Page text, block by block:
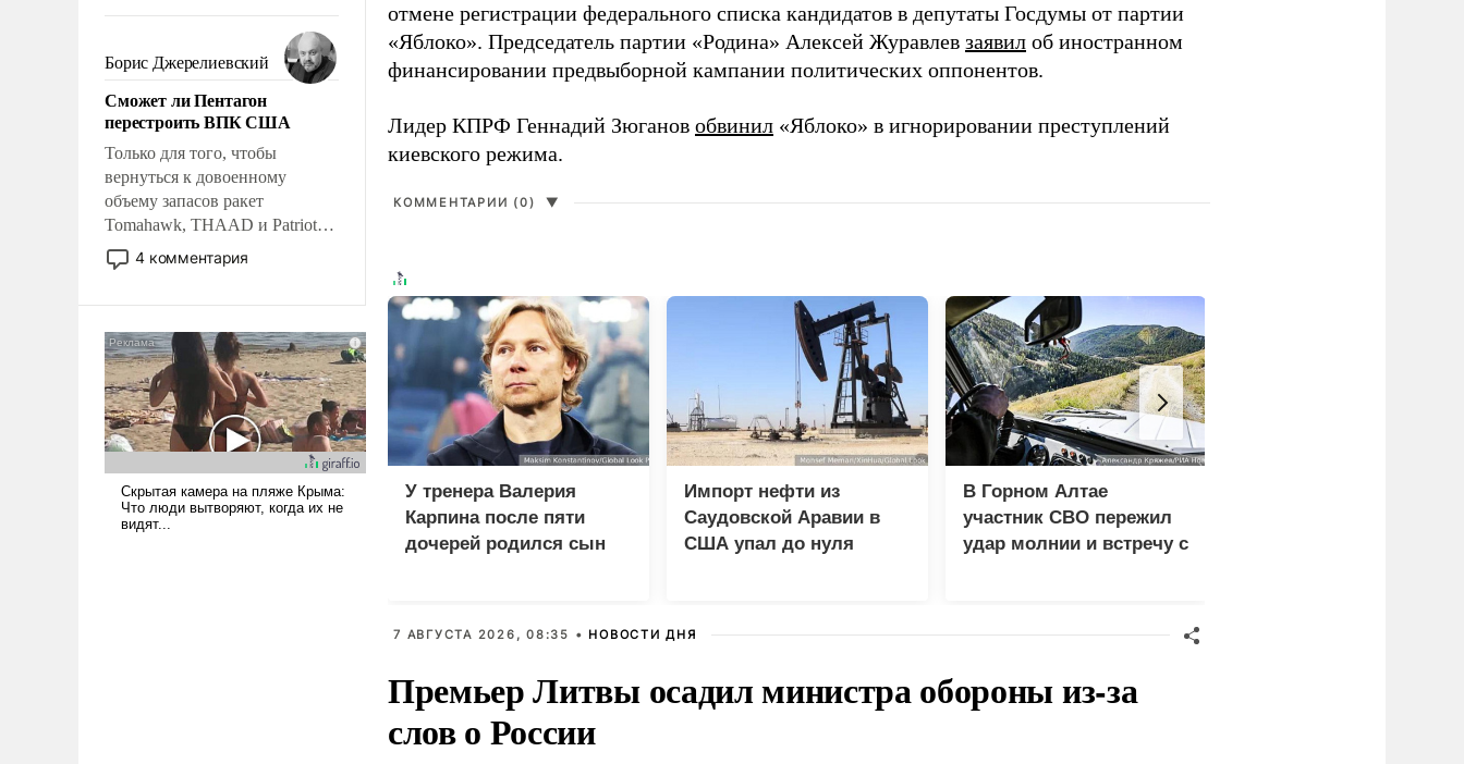
сложна и амбициозна. Однако
и ее реализация радикально
поднимет наши боевые
возможности.
Борис Джерелиевский
Сможет ли Пентагон
перестроить ВПК США
Только для того, чтобы
вернуться к довоенному
объему запасов ракет
Tomahawk, THAAD и Patriot
США потребуется более трех
лет. Даже небольшая война с
Сложившаяся ситуация
означает многолетний период
уязвимости США, например,
перед Китаем.
4 комментария
отмене регистрации федерального списка кандидатов в депутаты Госдумы от партии
«Яблоко». Председатель партии «Родина» Алексей Журавлев заявил об иностранном
финансировании предвыборной кампании политических оппонентов.
Лидер КПРФ Геннадий Зюганов обвинил «Яблоко» в игнорировании преступлений
киевского режима.
КОММЕНТАРИИ (0) ▼
У тренера Валерия
Карпина после пяти
дочерей родился сын
Импорт нефти из
Саудовской Аравии в
США упал до нуля
В Горном Алтае
участник СВО пережил
удар молнии и встречу с
7 АВГУСТА 2026, 08:35 • НОВОСТИ ДНЯ
Премьер Литвы осадил министра обороны из-за
слов о России